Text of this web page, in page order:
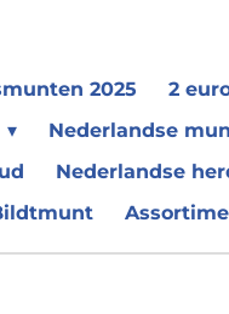
2025
2
Nederlandse
Nederlandse